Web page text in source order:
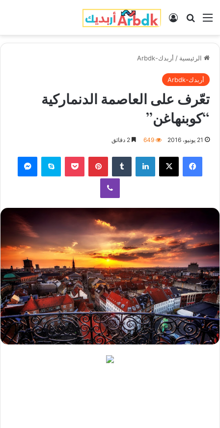
القائمة بحث عنتسجيل الدخول
الرئيسية / أربدك-Arbdk
أربدك-Arbdk
تعّرف على العاصمة الدنماركية
“كوبنهاغن”
21 يونيو، 2016 649
فيسبوك لينكدإن بينتيريست سكايب
ڤايبر